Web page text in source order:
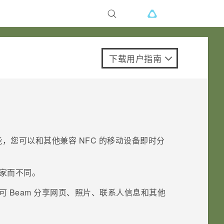
下载用户指南
您可以和其他兼容 NFC 的移动设备即时分
不同。
Beam 分享网页、照片、联系人信息和其他